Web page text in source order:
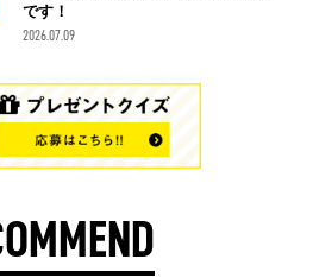
です！
2026.07.09